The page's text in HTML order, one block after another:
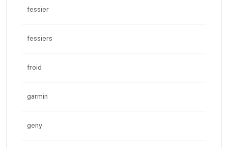
fessier
fessiers
froid
garmin
geny